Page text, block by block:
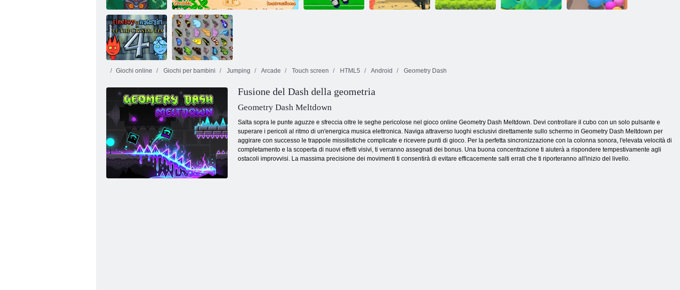
Baby Hazel Beach Party
Totemia: biglie
maledette
Cristallo
Farfalla Kyodai
Giochi online Giochi per bambini Jumping Arcade Touch screen HTML5 Android Geometry Dash
Fusione del Dash della geometria
Geometry Dash Meltdown
Salta sopra le punte aguzze e sfreccia oltre le seghe pericolose nel gioco online Geometry Dash Meltdown. Devi controllare il cubo con un solo pulsante e
superare i pericoli al ritmo di un'energica musica elettronica. Naviga attraverso luoghi esclusivi direttamente sullo schermo in Geometry Dash Meltdown per
aggirare con successo le trappole missilistiche complicate e ricevere punti di gioco. Per la perfetta sincronizzazione con la colonna sonora, l'elevata velocità di
completamento e la scoperta di nuovi effetti visivi, ti verranno assegnati dei bonus. Una buona concentrazione ti aiuterà a rispondere tempestivamente agli
ostacoli improvvisi. La massima precisione dei movimenti ti consentirà di evitare efficacemente salti errati che ti riporteranno all'inizio del livello.